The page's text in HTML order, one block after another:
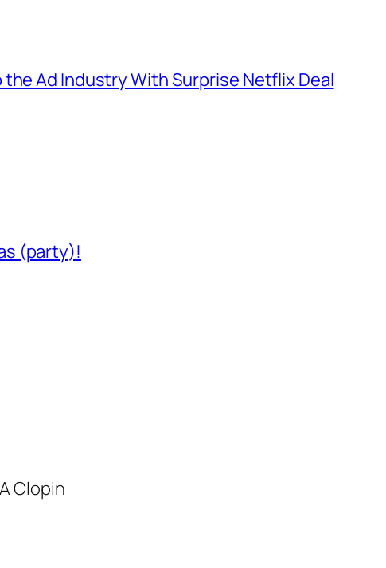
Ad Industry With Surprise Netflix Deal
(party)!
Clopin